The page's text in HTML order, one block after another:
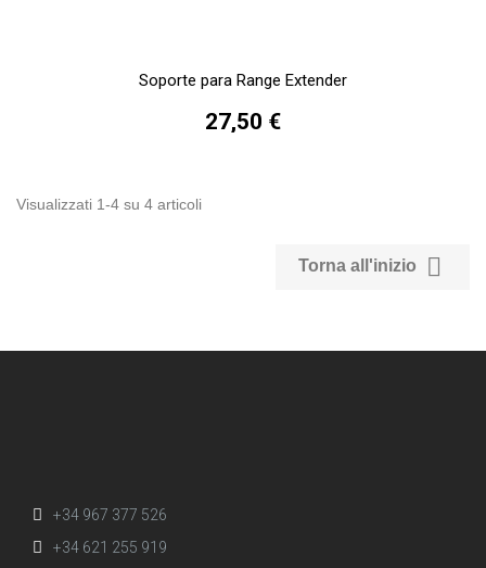
Soporte para Range Extender
27,50 €
Visualizzati 1-4 su 4 articoli
Torna all'inizio 
+34 967 377 526
+34 621 255 919